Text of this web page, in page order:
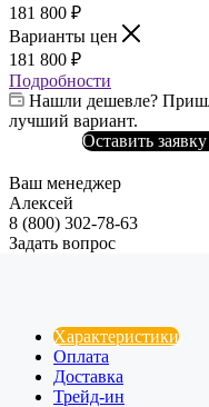
181 800 ₽
Варианты цен
181 800 ₽
Подробности
Нашли дешевле?
лучший вариант.
Оставить заявку
Ваш менеджер
Алексей
8 (800) 302-78-63
Задать вопрос
Характеристики
Оплата
Доставка
Трейд-ин